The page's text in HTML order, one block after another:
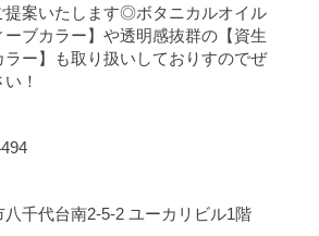
提案いたします◎ボタニカルオイル
ブカラー】や透明感抜群の【資生
ー】も取り扱いしておりすのでぜ
い！
八千代台南2-5-2 ユーカリビル1階